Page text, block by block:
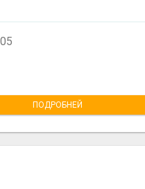
ПОДРОБНЕЙ